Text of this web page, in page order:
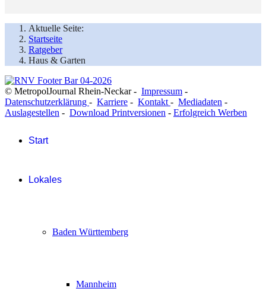
Aktuelle Seite:
Startseite
Ratgeber
Haus & Garten
© MetropolJournal Rhein-Neckar - Impressum -
Datenschutzerklärung - Karriere - Kontakt - Mediadaten -
Auslagestellen - Download Printversionen - Erfolgreich Werben
Start
Lokales
Baden Württemberg
Mannheim